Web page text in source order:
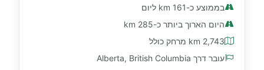
בממוצע כ-161 km ליום
היום הארוך ביותר כ-285 km
2,743 km מרחק כולל
עובר דרך Alberta, British Columbia